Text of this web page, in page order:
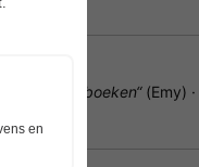
bij het boeken“(Emy) ·